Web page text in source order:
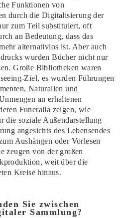
Funktionen von
durch die Digitalisierung der
zum Teil substituiert, oft
an Bedeutung, dass das
alternativlos ist. Aber auch
wurden Bücher nicht nur
Große Bibliotheken waren
Ziel, es wurden Führungen
Naturalien und
an erhaltenen
Funeralia zeigen, wie
die soziale Außendarstellung
angesichts des Lebensendes
Aushängen oder Vorlesen
zeugen von der großen
weit über die
Kreise hinaus.
Sie zwischen
Sammlung?